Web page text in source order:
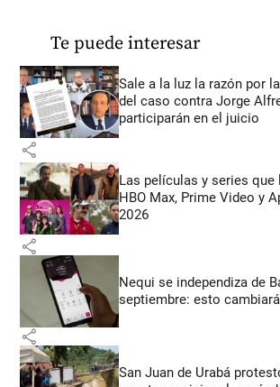
Te puede interesar
Sale a la luz la razón por
del caso contra Jorge
participarán en el juicio
share
Las películas y series que
HBO Max, Prime Video y
2026
share
Nequi se independiza de
septiembre: esto
share
San Juan de Urabá